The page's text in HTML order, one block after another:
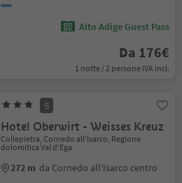
Alto Adige Guest Pass
Da 176€
1 notte / 2 persone IVA incl.
S
Hotel Oberwirt - Weisses Kreuz
Collepietra, Cornedo all'Isarco, Regione
dolomitica Val d'Ega
272 m da Cornedo all'Isarco centro